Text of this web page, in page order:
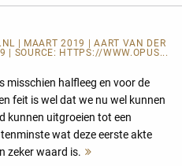
| MAART 2019 | AART VAN DER
| SOURCE: HTTPS://WWW.OPUS...
misschien halfleeg en voor de
feit is wel dat we nu wel kunnen
kunnen uitgroeien tot een
wat deze eerste akte
zeker waard is.